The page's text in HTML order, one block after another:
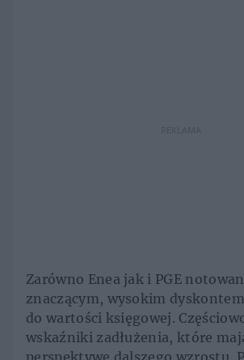
REKLAMA
Zarówno Enea jak i PGE
znaczącym, wysokim
do wartości księgowej.
wskaźniki zadłużenia, które